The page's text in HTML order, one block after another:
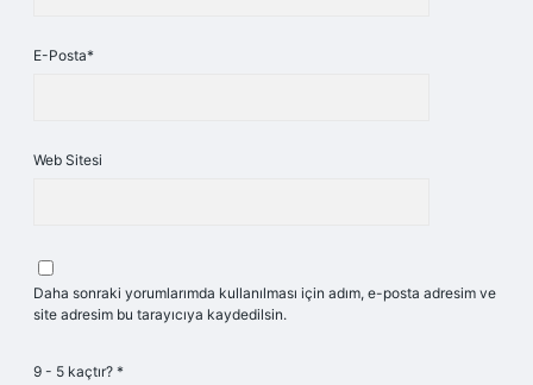
E-Posta*
Web Sitesi
Daha sonraki yorumlarımda kullanılması için adım, e-posta adresim ve
site adresim bu tarayıcıya kaydedilsin.
9 - 5 kaçtır? *